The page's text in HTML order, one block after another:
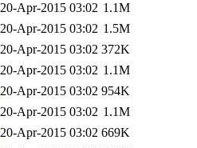
20-Apr-2015 03:02 1.1M
20-Apr-2015 03:02 1.5M
20-Apr-2015 03:02 372K
20-Apr-2015 03:02 1.1M
20-Apr-2015 03:02 954K
20-Apr-2015 03:02 1.1M
20-Apr-2015 03:02 669K